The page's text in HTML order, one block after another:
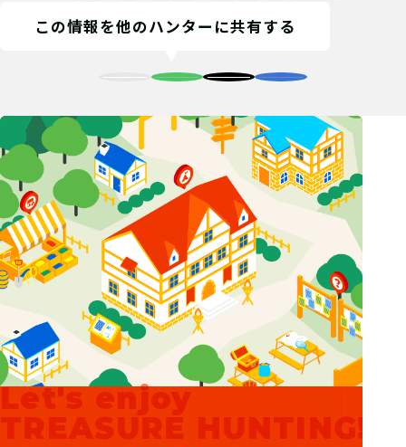
この情報を他のハンターに共有する
Let's enjoy
TREASURE HUNTING!